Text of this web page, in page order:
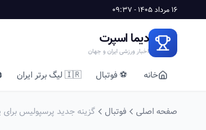
16 مرداد 1405 - 09:37
دیما اسپرت
اخبار ورزشی ایران و جهان
خانه ⚽ فوتبال 🇮🇷 لیگ برتر ایران
صفحه اصلی فوتبال گزینه جدید پرسپولیس